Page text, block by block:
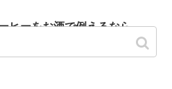
ヒーをお酒で例えるなら